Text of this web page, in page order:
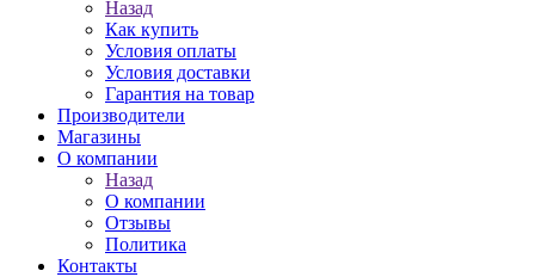
Назад
Как купить
Условия оплаты
Условия доставки
Гарантия на товар
Производители
Магазины
О компании
Назад
О компании
Отзывы
Политика
Контакты